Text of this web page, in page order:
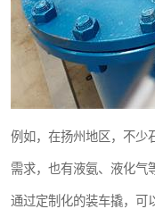
例如，在扬州地区，不少
需求，也有液氨、液化气
通过定制化的装车撬，可